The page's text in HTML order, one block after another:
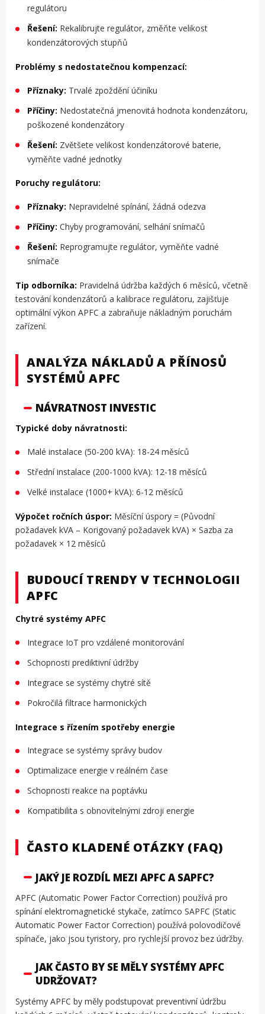
regulátoru
Řešení: Rekalibrujte regulátor, změňte velikost
kondenzátorových stupňů
Problémy s nedostatečnou kompenzací:
Příznaky: Trvalé zpoždění účiníku
Příčiny: Nedostatečná jmenovitá hodnota kondenzátoru,
poškozené kondenzátory
Řešení: Zvětšete velikost kondenzátorové baterie,
vyměňte vadné jednotky
Poruchy regulátoru:
Příznaky: Nepravidelné spínání, žádná odezva
Příčiny: Chyby programování, selhání snímačů
Řešení: Reprogramujte regulátor, vyměňte vadné
snímače
Tip odborníka: Pravidelná údržba každých 6 měsíců, včetně
testování kondenzátorů a kalibrace regulátoru, zajišťuje
optimální výkon APFC a zabraňuje nákladným poruchám
zařízení.
ANALÝZA NÁKLADŮ A PŘÍNOSŮ
SYSTÉMŮ APFC
NÁVRATNOST INVESTIC
Typické doby návratnosti:
Malé instalace (50-200 kVA): 18-24 měsíců
Střední instalace (200-1000 kVA): 12-18 měsíců
Velké instalace (1000+ kVA): 6-12 měsíců
Výpočet ročních úspor: Měsíční úspory = (Původní
požadavek kVA – Korigovaný požadavek kVA) × Sazba za
požadavek × 12 měsíců
BUDOUCÍ TRENDY V TECHNOLOGII
APFC
Chytré systémy APFC
Integrace IoT pro vzdálené monitorování
Schopnosti prediktivní údržby
Integrace se systémy chytré sítě
Pokročilá filtrace harmonických
Integrace s řízením spotřeby energie
Integrace se systémy správy budov
Optimalizace energie v reálném čase
Schopnosti reakce na poptávku
Kompatibilita s obnovitelnými zdroji energie
ČASTO KLADENÉ OTÁZKY (FAQ)
JAKÝ JE ROZDÍL MEZI APFC A SAPFC?
APFC (Automatic Power Factor Correction) používá pro
spínání elektromagnetické stykače, zatímco SAPFC (Static
Automatic Power Factor Correction) používá polovodičové
spínače, jako jsou tyristory, pro rychlejší provoz bez údržby.
JAK ČASTO BY SE MĚLY SYSTÉMY APFC
UDRŽOVAT?
Systémy APFC by měly podstupovat preventivní údržbu